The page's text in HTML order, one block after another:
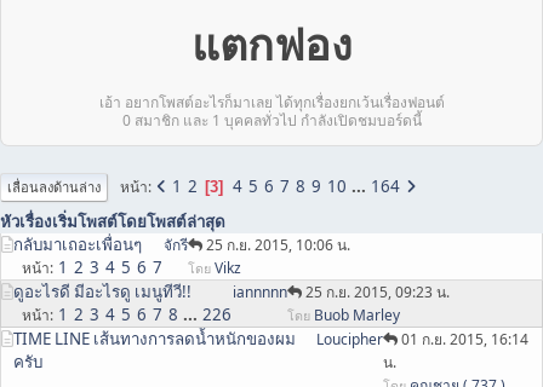
แตกฟอง
เอ้า อยากโพสต์อะไรก็มาเลย ได้ทุกเรื่องยกเว้นเรื่องฟอนต์
0 สมาชิก และ 1 บุคคลทั่วไป กำลังเปิดชมบอร์ดนี้
เลื่อนลงด้านล่าง หน้า 1 2 3 4 5 6 7 8 9 10 ... 164
หัวเรื่องเริ่มโพสต์โดยโพสต์ล่าสุด
กลับมาเถอะเพื่อนๆ
หน้า 1 2 3 4 5 6 7
จักรี 25 ก.ย. 2015, 10:06 น.
โดย Vikz
ดูอะไรดี มีอะไรดู เมนูทีวี!!
หน้า 1 2 3 4 5 6 7 8 ... 226
iannnnn 25 ก.ย. 2015, 09:23 น.
โดย Buob Marley
TIME LINE เส้นทางการลดน้ำหนักของผม
ครับ
Loucipher
01 ก.ย. 2015, 16:14
น.